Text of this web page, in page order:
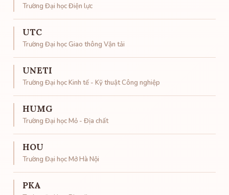
Trường Đại học Điện lực
UTC
Trường Đại học Giao thông Vận tải
UNETI
Trường Đại học Kinh tế - Kỹ thuật Công nghiệp
HUMG
Trường Đại học Mỏ - Địa chất
HOU
Trường Đại học Mở Hà Nội
PKA